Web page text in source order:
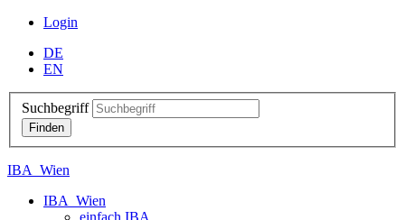
Login
DE
EN
Suchbegriff
IBA_Wien
IBA_Wien
einfach IBA